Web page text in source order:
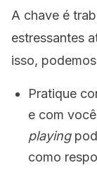
A chave é
estressantes
isso,
Pratique
e com
playing
como